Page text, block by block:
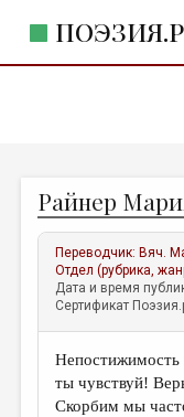
ЖАНРЫ
АВТОРЫ
КОММЕНТАРИИ
ЛИТСАЛОН
НОВОСТИ
ПРАВИЛА САЙТА
Райнер
Переводчик: Вяч.
Отдел (рубрика,
Дата и время
Сертификат
ты чувствуй!
Скорбим мы